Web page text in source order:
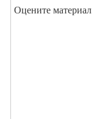
Оцените материал